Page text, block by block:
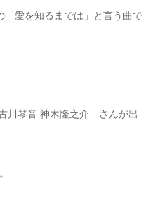
「愛を知るまでは」と言う曲で
川琴音 神木隆之介 さんが出